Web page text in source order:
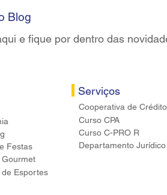
Blog
e fique por dentro das
Festas
Gourmet
de Esportes
Serviços
Cooperativa de Crédito
Curso CPA
Curso C-PRO R
Departamento Jurídico